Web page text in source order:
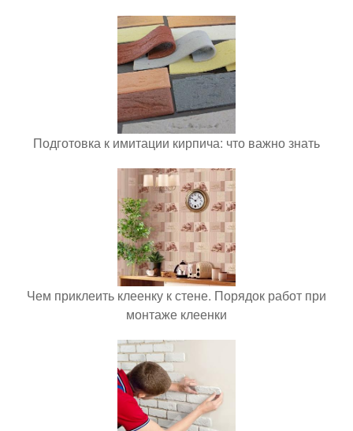
Подготовка к имитации кирпича: что важно знать
Чем приклеить клеенку к стене. Порядок работ при
монтаже клеенки